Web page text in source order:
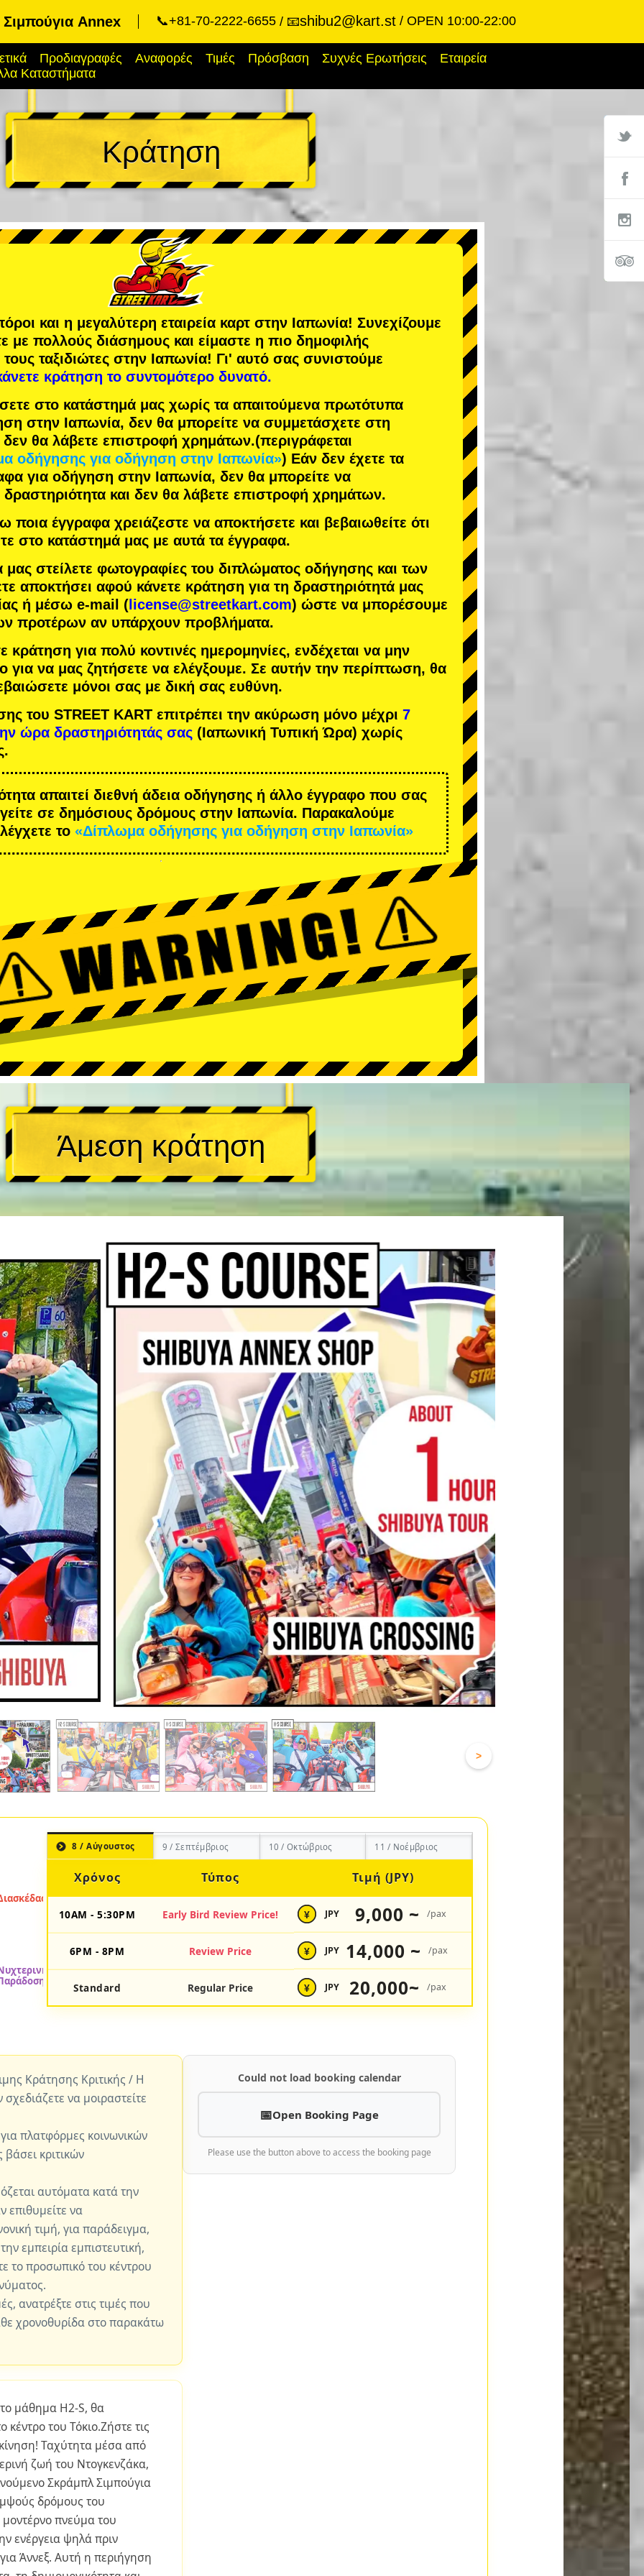
Annex 📞+81-70-2222-6655 📧shibu2@kart.st OPEN 10:00-22:00
Προδιαγραφές Αναφορές Τιμές Πρόσβαση Συχνές Ερωτήσεις
Εταιρεία
Καταστήματα
Κράτηση
και η μεγαλύτερη εταιρεία καρτ στην Ιαπωνία! Συνεχίζουμε
με πολλούς διάσημους και είμαστε η πιο δημοφιλής
ταξιδιώτες στην Ιαπωνία! Γι' αυτό σας συνιστούμε
κράτηση το συντομότερο δυνατό.
στο κατάστημά μας χωρίς τα απαιτούμενα πρωτότυπα
στην Ιαπωνία, δεν θα μπορείτε να συμμετάσχετε στη
δεν θα λάβετε επιστροφή χρημάτων.(περιγράφεται
οδήγησης για οδήγηση στην Ιαπωνία») Εάν δεν έχετε τα
για οδήγηση στην Ιαπωνία, δεν θα μπορείτε να
και δεν θα λάβετε επιστροφή χρημάτων.
ποια έγγραφα χρειάζεστε να αποκτήσετε και βεβαιωθείτε ότι
στο κατάστημά μας με αυτά τα έγγραφα.
μας στείλετε φωτογραφίες του διπλώματος οδήγησης και των
αποκτήσει αφού κάνετε κράτηση για τη δραστηριότητά μας
ή μέσω e-mail ( license@streetkart.com) ώστε να μπορέσουμε
προτέρων αν υπάρχουν προβλήματα.
κράτηση για πολύ κοντινές ημερομηνίες, ενδέχεται να μην
για να μας ζητήσετε να ελέγξουμε. Σε αυτήν την περίπτωση, θα
μόνοι σας με δική σας ευθύνη.
του STREET KART επιτρέπει την ακύρωση μόνο μέχρι 7
ώρα δραστηριότητάς σας (Ιαπωνική Τυπική Ώρα) χωρίς
απαιτεί διεθνή άδεια οδήγησης ή άλλο έγγραφο που σας
σε δημόσιους δρόμους στην Ιαπωνία. Παρακαλούμε
το «Δίπλωμα οδήγησης για οδήγηση στην Ιαπωνία»
Άμεση κράτηση
>
8 / Αύγουστος 9 / Σεπτέμβριος 10 / Οκτώβριος 11 / Νοέμβριος
Χρόνος Τύπος Τιμή (JPY)
10AM - 5:30PM Early Bird Review Price! ¥ JPY 9,000 ~ /pax
6PM - 8PM Review Price ¥ JPY 14,000 ~ /pax
Standard Regular Price ¥ JPY 20,000~ /pax
Κράτησης Κριτικής / Η
σχεδιάζετε να μοιραστείτε
πλατφόρμες κοινωνικών
κριτικών
αυτόματα κατά την
επιθυμείτε να
τιμή, για παράδειγμα,
εμπειρία εμπιστευτική,
το προσωπικό του κέντρου
ανατρέξτε στις τιμές που
χρονοθυρίδα στο παρακάτω
μάθημα H2-S, θα
του Τόκιο.Ζήστε τις
Ταχύτητα μέσα από
ζωή του Ντογκενζάκα,
Σκράμπλ Σιμπούγια
δρόμους του
πνεύμα του
ενέργεια ψηλά πριν
Άννεξ. Αυτή η περιήγηση
Could not load booking calendar
Open Booking Page
Please use the button above to access the booking page